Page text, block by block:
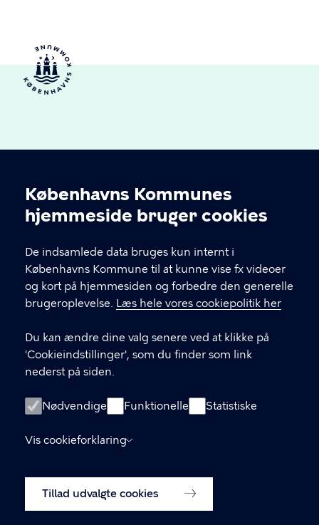
Cookieindstillinger
Københavns Kommunes
hjemmeside bruger cookies
De indsamlede data bruges kun internt i
Københavns Kommune til at kunne vise fx videoer
og kort på hjemmesiden og forbedre den generelle
brugeroplevelse. Læs hele vores cookiepolitik her
Du kan ændre dine valg senere ved at klikke på
'Cookieindstillinger', som du finder som link
nederst på siden.
Nødvendige Funktionelle Statistiske
Vis cookieforklaring
Tillad udvalgte cookies
Kultur og Fritid S
Kontakt dit lokale kulturhus eller idrætsanlæg
gennem menupunktet 'Huse'. Her finder du
kontaktoplysninger, åbningstider osv.
KONTAKT
Københavns Kommune Nyropsgade 3, 1602
33 66 33 66